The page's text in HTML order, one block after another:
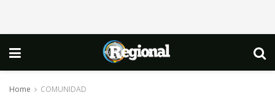
Home COMUNIDAD